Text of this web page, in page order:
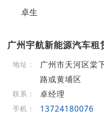
卓生
广州宇航新能源汽车租
地址：
广州市天河区棠
路或黄埔区
联系： 卓经理
手机： 13724180076